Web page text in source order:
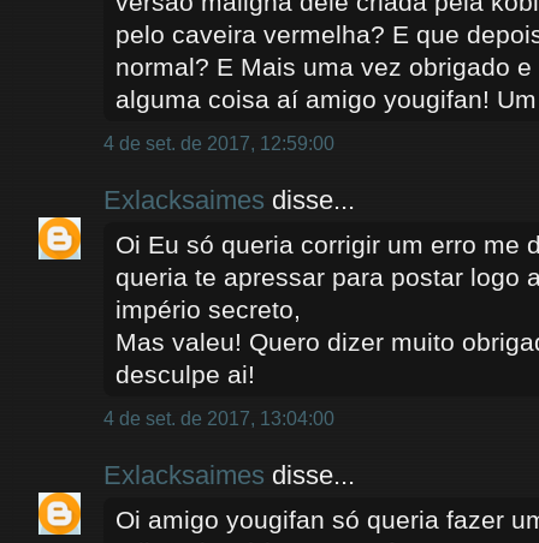
pelo caveira vermelha? E que
normal? E Mais uma vez obrigado
alguma coisa aí amigo yougifan!
4 de set. de 2017, 12:59:00
Exlacksaimes disse...
Oi Eu só queria corrigir um erro me
queria te apressar para postar logo
império secreto,
Mas valeu! Quero dizer muito
desculpe ai!
4 de set. de 2017, 13:04:00
Exlacksaimes disse...
Oi amigo yougifan só queria fazer